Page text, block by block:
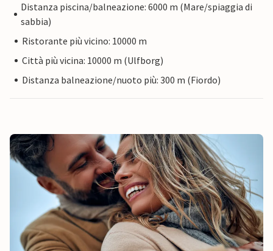
Distanza piscina/balneazione: 6000 m (Mare/spiaggia di
sabbia)
Ristorante più vicino: 10000 m
Città più vicina: 10000 m (Ulfborg)
Distanza balneazione/nuoto più: 300 m (Fiordo)